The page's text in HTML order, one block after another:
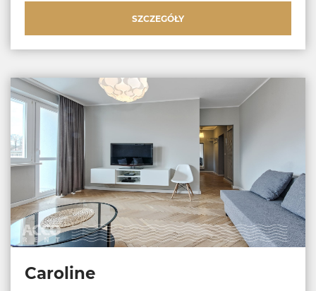
SZCZEGÓŁY
Caroline